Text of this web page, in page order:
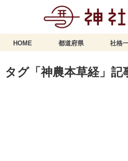
HOME 都道府県 社格
タグ「神農本草経」記